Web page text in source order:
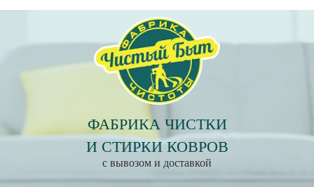
ФАБРИКА ЧИСТКИ
И СТИРКИ КОВРОВ
с вывозом и доставкой